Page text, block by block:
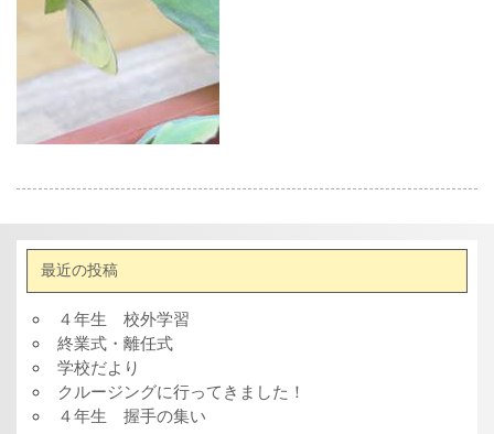
最近の投稿
４年生 校外学習
終業式・離任式
学校だより
クルージングに行ってきました！
４年生 握手の集い